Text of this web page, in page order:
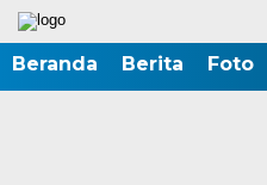
Beranda Berita Foto